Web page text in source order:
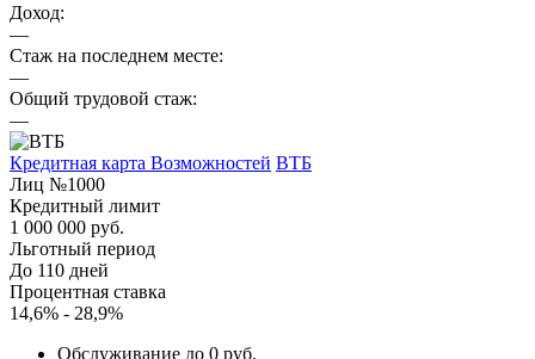
Доход:
—
Стаж на последнем месте:
—
Общий трудовой стаж:
—
Кредитная карта Возможностей ВТБ
Лиц №1000
Кредитный лимит
1 000 000 руб.
Льготный период
До 110 дней
Процентная ставка
14,6% - 28,9%
Обслуживание до 0 руб.